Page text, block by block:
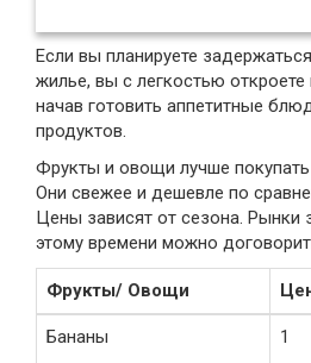
Если вы планируете
жилье, вы с легкостью откроете
начав готовить аппетитные
продуктов.
Фрукты и овощи лучше
Они свежее и дешевле по
Цены зависят от сезона. Рынки
этому времени можно
Фрукты/ Овощи
Бананы 1